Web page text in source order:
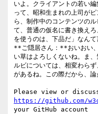
いよ。クライアントの若い
って、昭和生まれの上司が
ら、制作中のコンテンツの
て、普通の仮名に書き換え
を使うのは、下品だ」なんて
**ご隠居さん：**おいおい
い草はよろしくないね。ま
ルビについては、相変わら
があるね。この際だから、論
https://github.com/
your GitHub account